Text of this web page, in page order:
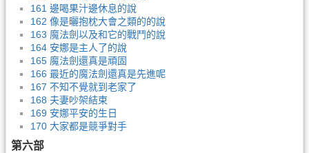
161 邊喝果汁邊休息的說
162 像是曬抱枕大會之類的的說
163 魔法劍以及和它的戰鬥的說
164 安娜是主人了的說
165 魔法劍還真是頑固
166 最近的魔法劍還真是先進呢
167 不知不覺就到老家了
168 夫妻吵架結束
169 安娜平安的生日
170 大家都是競爭對手
第六部